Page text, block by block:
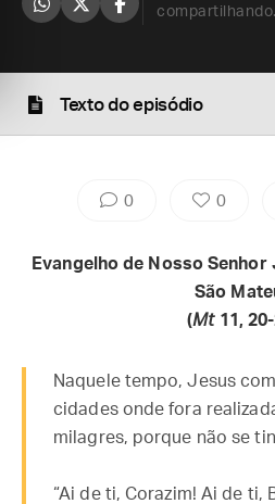
compartilhando.
Texto do episódio
0 0
Evangelho de Nosso
São
(Mt11,
Naquele tempo, Jesus
cidades onde fora
milagres, porque não se
“Ai de ti, Corazim! Ai de ti,